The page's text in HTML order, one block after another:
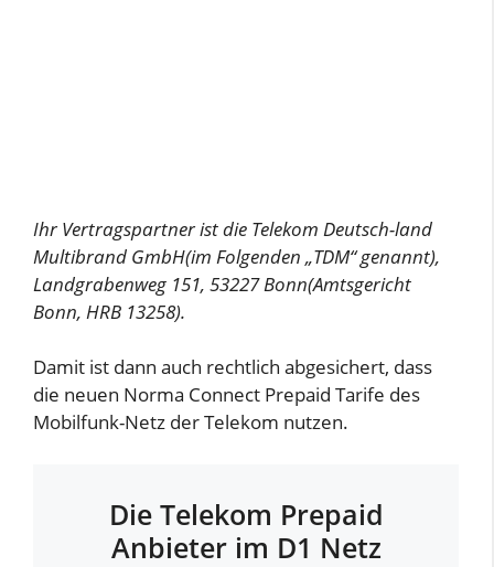
Ihr Vertragspartner ist die Telekom Deutsch-land
Multibrand GmbH(im Folgenden „TDM“ genannt),
Landgrabenweg 151, 53227 Bonn(Amtsgericht
Bonn, HRB 13258).
Damit ist dann auch rechtlich abgesichert, dass
die neuen Norma Connect Prepaid Tarife des
Mobilfunk-Netz der Telekom nutzen.
Die Telekom Prepaid
Anbieter im D1 Netz